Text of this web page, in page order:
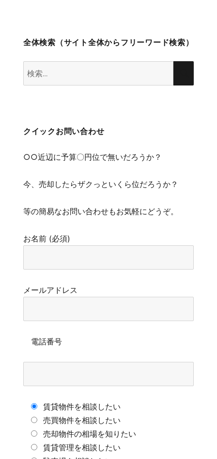
全体検索（サイト全体からフリーワード検索）
索
クイックお問い合わせ
○○近辺に予算〇円位で無いだろうか？
今、売却したらザクっといくら位だろうか？
等の簡易なお問い合わせもお気軽にどうぞ。
お名前 (必須)
メールアドレス
電話番号
賃貸物件を相談したい
売買物件を相談したい
売却物件の相場を知りたい
賃貸管理を相談したい